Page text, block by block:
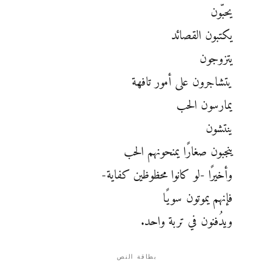
يحبّون
يكتبون القصائد
يتزوجون
يتشاجرون على أمور تافهة
يمارسون الحب
ينتشون
ينجبون صغارًا يمنحونهم الحب
وأخيرًا -لو كانوا محظوظين كفاية-
فإنهم يموتون سويًا
ويدُفنون في تربة واحد.
بطاقة النص